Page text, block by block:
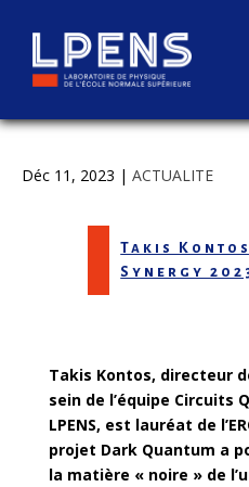
Déc 11, 2023 | ACTUALITE
Takis
Synergy
Takis Kontos, directeur
sein de l’équipe Circuits
LPENS, est lauréat de
projet Dark Quantum a
la matière « noire » de